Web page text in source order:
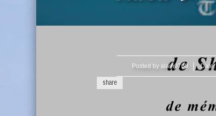
Posted by alain0708 Date:
share